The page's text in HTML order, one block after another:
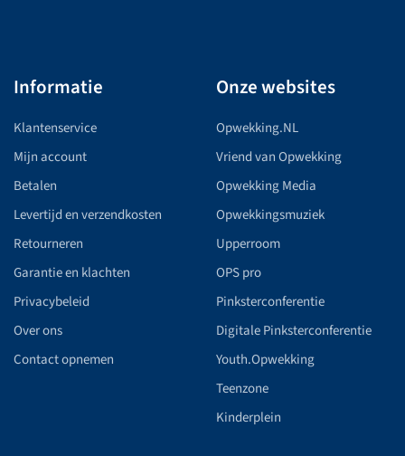
Informatie
Klantenservice
Mijn account
Betalen
Levertijd en verzendkosten
Retourneren
Garantie en klachten
Privacybeleid
Over ons
Contact opnemen
Onze websites
Opwekking.NL
Vriend van Opwekking
Opwekking Media
Opwekkingsmuziek
Upperroom
OPS pro
Pinksterconferentie
Digitale Pinksterconferentie
Youth.Opwekking
Teenzone
Kinderplein